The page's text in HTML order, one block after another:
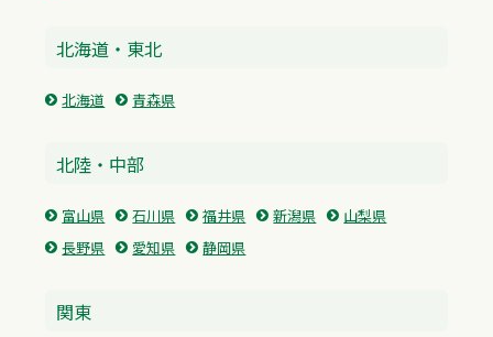
北海道・東北
北海道 青森県
北陸・中部
富山県 石川県 福井県 新潟県
山梨県
長野県
愛知県 静岡県
関東